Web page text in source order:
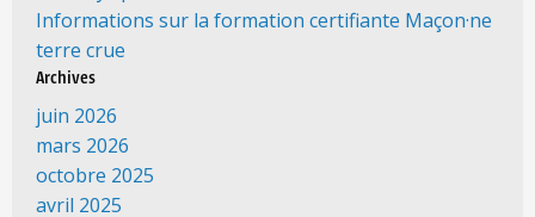
Informations sur la formation certifiante Maçon·ne
terre crue
Archives
juin 2026
mars 2026
octobre 2025
avril 2025